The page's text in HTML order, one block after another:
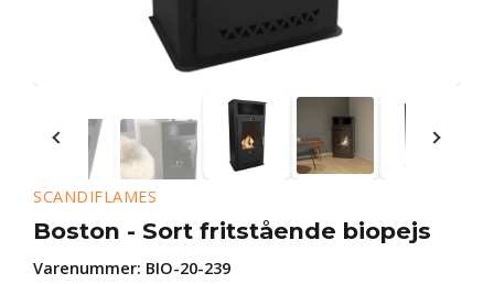
SCANDIFLAMES
Boston - Sort fritstående biopejs
Varenummer: BIO-20-239